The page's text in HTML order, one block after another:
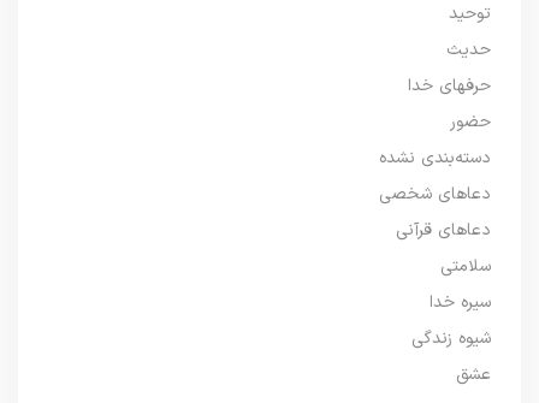
توحید
حدیث
حرفهای خدا
حضور
دسته‌بندی نشده
دعاهای شخصی
دعاهای قرآنی
سلامتی
سیره خدا
شیوه زندگی
عشق